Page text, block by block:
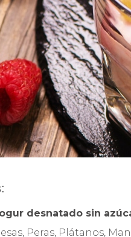
desnatado sin
Peras, Plátanos,